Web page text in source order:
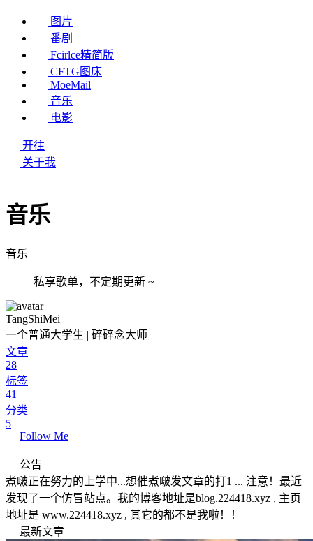
图片
番剧
Fcirlce精简版
CFTG图床
MoeMail
音乐
电影
开往
关于我
音乐
音乐
私享歌单，不定期更新 ~
TangShiMei
一个普通大学生 | 碎碎念大师
文章
28
标签
41
分类
5
Follow Me
公告
煮啵正在努力的上学中...想催煮啵发文章的打1 ... 注意！最近
发现了一个仿冒站点。我的博客地址是blog.224418.xyz , 主页
地址是 www.224418.xyz , 其它的都不是我啦！！
最新文章